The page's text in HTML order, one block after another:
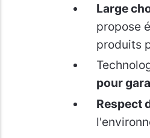
Large
propose
produits
pour
Respect